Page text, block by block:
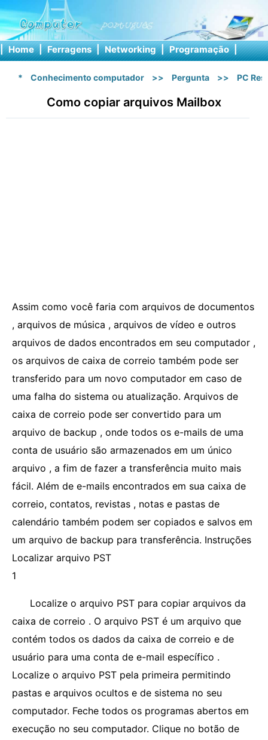
| Home | Ferragens | Networking | Programação |
* Conhecimento computador >> Pergunta >> PC
Como copiar arquivos Mailbox
Assim como você faria com arquivos de documentos
, arquivos de música , arquivos de vídeo e outros
arquivos de dados encontrados em seu computador ,
os arquivos de caixa de correio também pode ser
transferido para um novo computador em caso de
uma falha do sistema ou atualização. Arquivos de
caixa de correio pode ser convertido para um
arquivo de backup , onde todos os e-mails de uma
conta de usuário são armazenados em um único
arquivo , a fim de fazer a transferência muito mais
fácil. Além de e-mails encontrados em sua caixa de
correio, contatos, revistas , notas e pastas de
calendário também podem ser copiados e salvos em
um arquivo de backup para transferência. Instruções
Localizar arquivo PST
1
Localize o arquivo PST para copiar arquivos da
caixa de correio . O arquivo PST é um arquivo que
contém todos os dados da caixa de correio e de
usuário para uma conta de e-mail específico .
Localize o arquivo PST pela primeira permitindo
pastas e arquivos ocultos e de sistema no seu
computador. Feche todos os programas abertos em
execução no seu computador. Clique no botão de